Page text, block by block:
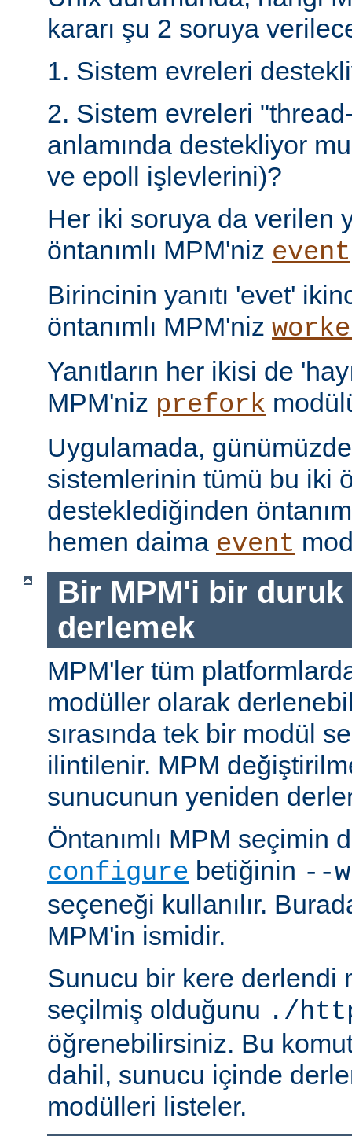
kararı şu 2 soruya
1. Sistem evreleri
2. Sistem evreleri
anlamında destekliyor
ve epoll işlevlerini)?
Her iki soruya da verilen
öntanımlı MPM'niz event
Birincinin yanıtı 'evet'
öntanımlı MPM'niz
Yanıtların her ikisi de
MPM'niz prefork
Uygulamada,
sistemlerinin tümü bu iki
desteklediğinden
hemen daima event
Bir MPM'i bir
derlemek
MPM'ler tüm
modüller olarak
sırasında tek bir modül
ilintilenir. MPM
sunucunun yeniden
Öntanımlı MPM seçimin
configure betiğinin --
seçeneği kullanılır.
MPM'in ismidir.
Sunucu bir kere derlendi
seçilmiş olduğunu ./
öğrenebilirsiniz. Bu
dahil, sunucu içinde
modülleri listeler.